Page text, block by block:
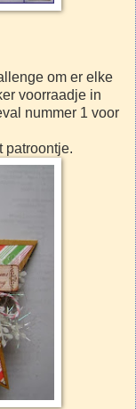
om er elke
voorraadje in
nummer 1 voor
patroontje.